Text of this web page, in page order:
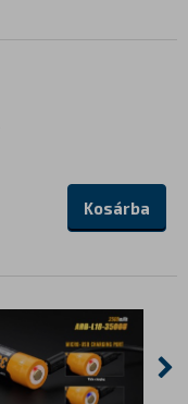
Kosárba